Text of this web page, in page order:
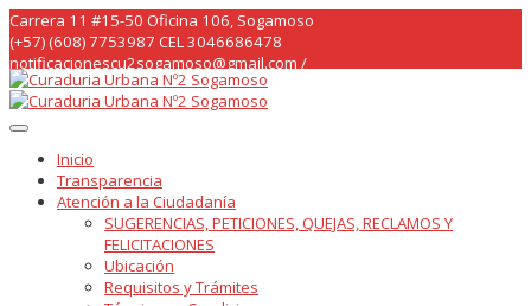
Skip
to
content
Carrera 11 #15-50 Oficina 106, Sogamoso
(+57) (608) 7753987 CEL 3046686478
notificacionescu2sogamoso@gmail.com /
curaduria2sogamoso@gmail.com /
Inicio
Transparencia
Atención a la Ciudadanía
SUGERENCIAS, PETICIONES, QUEJAS, RECLAMOS Y
FELICITACIONES
Ubicación
Requisitos y Trámites